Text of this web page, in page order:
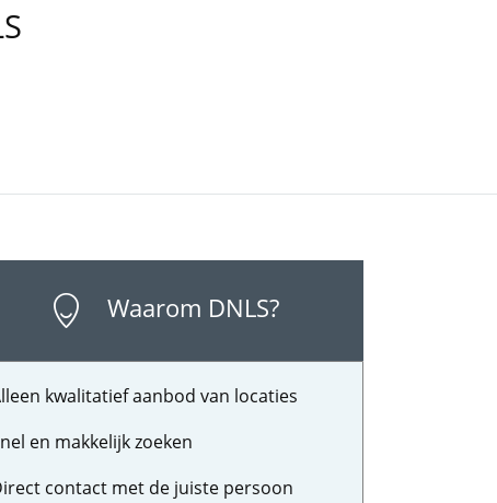
Waarom DNLS?
kwalitatief aanbod van locaties
en makkelijk zoeken
contact met de juiste persoon